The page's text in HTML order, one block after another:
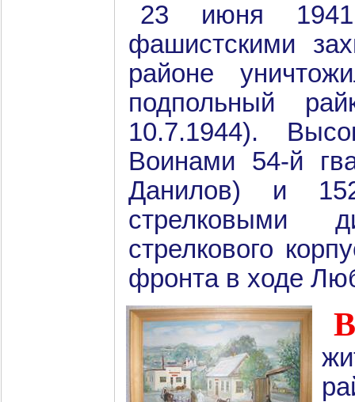
23 июня 1941
фашистскими
районе
подпольный
10.7.1944).
Воинами 54-й
Данилов) и
стрелковыми
стрелкового
фронта в ходе